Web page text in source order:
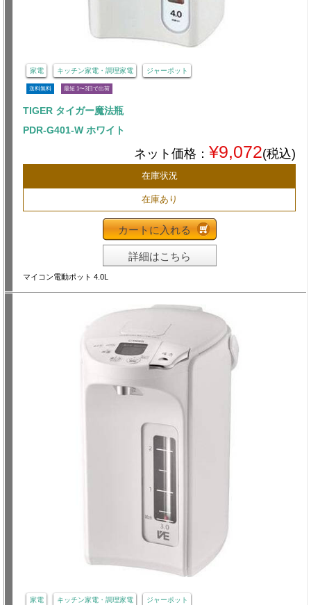
家電 キッチン家電・調理家電 ジャーポット
送料無料 最短 1〜3日で出荷
TIGER タイガー魔法瓶
PDR-G401-W ホワイト
ネット価格： ¥9,072(税込)
在庫状況
在庫あり
カートに入れる
詳細はこちら
マイコン電動ポット 4.0L
家電 キッチン家電・調理家電 ジャーポット